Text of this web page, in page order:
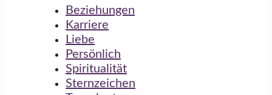
Beziehungen
Karriere
Liebe
Persönlich
Spiritualität
Sternzeichen